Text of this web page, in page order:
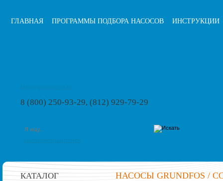
ГЛАВНАЯ ПРОГРАММЫ ПОДБОРА НАСОСОВ ИНСТРУКЦИИ
8 (800) 250-93-29, (812) 929-79-29
КАТАЛОГ НАСОСЫ GRUNDFOS /